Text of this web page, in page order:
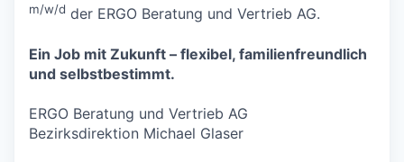
m/w/d der ERGO Beratung und Vertrieb AG.
Ein Job mit Zukunft – flexibel, familienfreundlich
und selbstbestimmt.
ERGO Beratung und Vertrieb AG
Bezirksdirektion Michael Glaser